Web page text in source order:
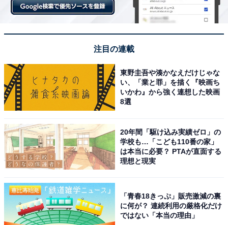
SNSの投稿頻度が上がった時期は「失恋直後」
あくまでSNSはリアルではなく、理想の自分をブランデ
ィングする場だと語るB子さん。
注目の連載
東野圭吾や湊かなえだけじゃな
い、「業と罪」を描く『映画ち
いかわ』から強く連想した映画
8選
20年間「駆け込み実績ゼロ」の
学校も…「こども110番の家」
は本当に必要？ PTAが直面する
理想と現実
「青春18きっぷ」販売激減の裏
に何が？ 連続利用の厳格化だけ
ではない「本当の理由」